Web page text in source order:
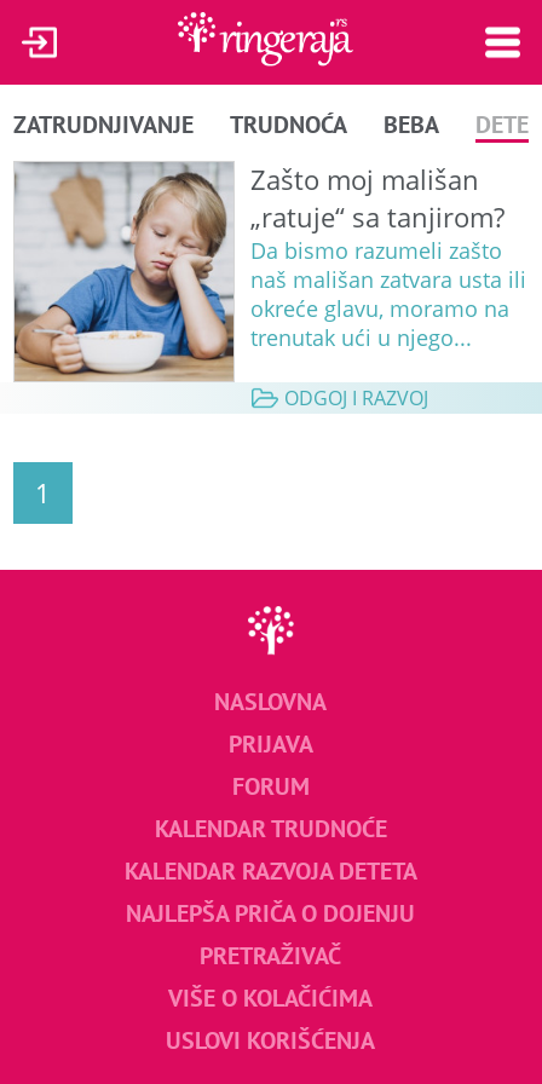
ZATRUDNJIVANJE TRUDNOĆA BEBA DETE
Zašto moj mališan
„ratuje“ sa tanjirom?
Da bismo razumeli zašto
naš mališan zatvara usta ili
okreće glavu, moramo na
trenutak ući u njego...
ODGOJ I RAZVOJ
1
NASLOVNA
PRIJAVA
FORUM
KALENDAR TRUDNOĆE
KALENDAR RAZVOJA DETETA
NAJLEPŠA PRIČA O DOJENJU
PRETRAŽIVAČ
VIŠE O KOLAČIĆIMA
USLOVI KORIŠĆENJA